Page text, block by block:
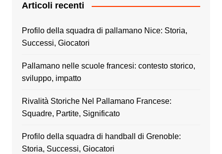
Articoli recenti
Profilo della squadra di pallamano Nice: Storia,
Successi, Giocatori
Pallamano nelle scuole francesi: contesto storico,
sviluppo, impatto
Rivalità Storiche Nel Pallamano Francese:
Squadre, Partite, Significato
Profilo della squadra di handball di Grenoble:
Storia, Successi, Giocatori